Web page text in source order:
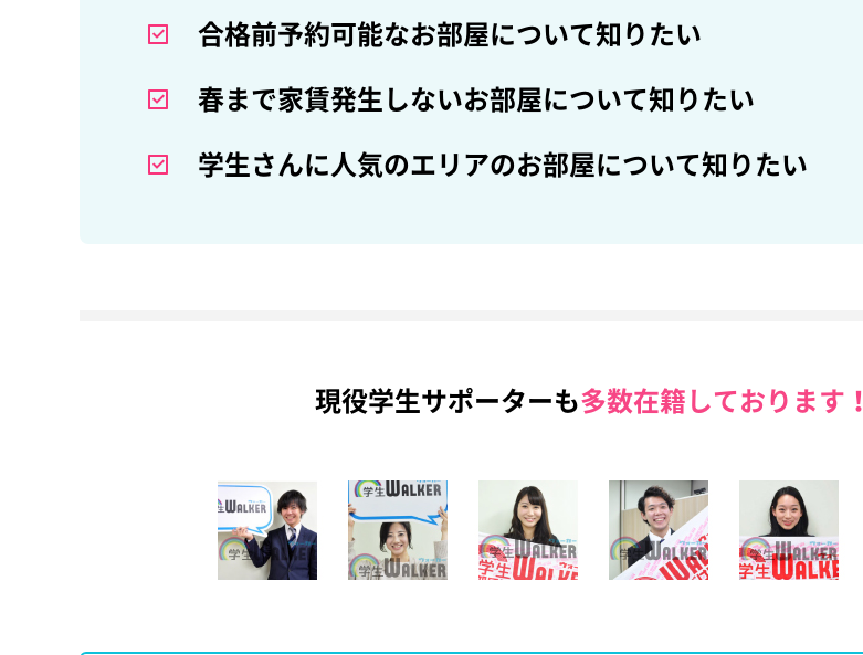
合格前予約可能なお部屋について知りたい
春まで家賃発生しないお部屋について知りたい
学生さんに人気のエリアのお部屋について知りたい
現役学生サポーターも多数在籍しております！